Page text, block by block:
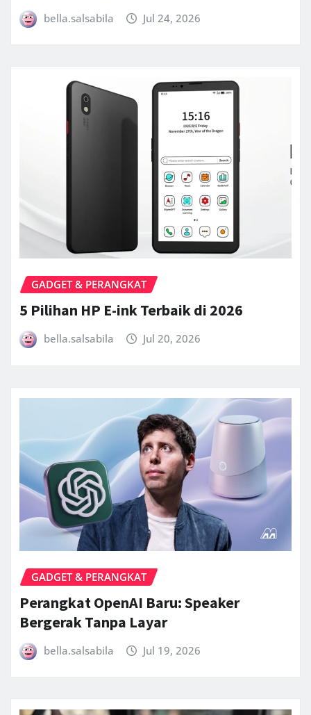
bella.salsabila Jul 24, 2026
GADGET & PERANGKAT
5 Pilihan HP E-ink Terbaik di 2026
bella.salsabila Jul 20, 2026
GADGET & PERANGKAT
Perangkat OpenAI Baru: Speaker
Bergerak Tanpa Layar
bella.salsabila Jul 19, 2026